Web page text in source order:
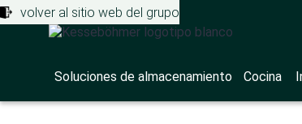
volver al sitio web del grupo
Soluciones de almacenamiento Cocina